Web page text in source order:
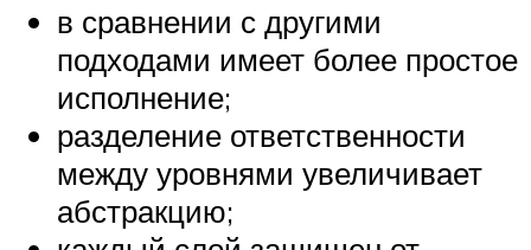
в сравнении с другими
подходами имеет более простое
исполнение;
разделение ответственности
между уровнями увеличивает
абстракцию;